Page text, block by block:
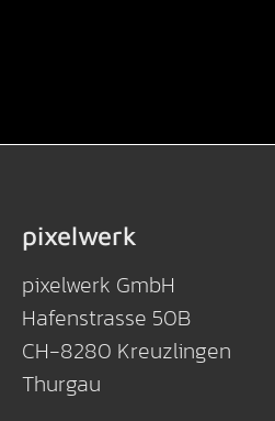
pixelwerk
pixelwerk GmbH
Hafenstrasse 50B
CH-8280 Kreuzlingen
Thurgau